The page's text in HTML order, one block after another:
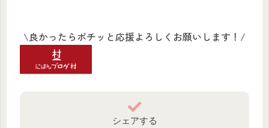
\良かったらポチッと応援よろしくお願いします！/
シェアする